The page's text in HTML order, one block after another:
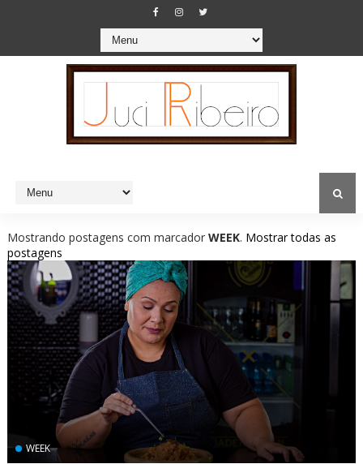
Mostrando postagens com marcador WEEK. Mostrar todas as
postagens
WEEK